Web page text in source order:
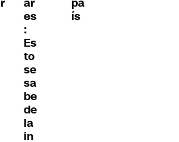
es
:
Es
to
se
sa
be
de
la
in
ís